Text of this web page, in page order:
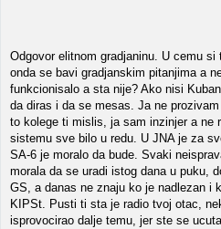
Odgovor elitnom gradjaninu. U cemu
onda se bavi gradjanskim pitanjima a
funkcionisalo a sta nije? Ako nisi
da diras i da se mesas. Ja ne
to kolege ti mislis, ja sam inzinjer a ne
sistemu sve bilo u redu. U JNA je za
SA-6 je moralo da bude. Svaki
morala da se uradi istog dana u puku,
GS, a danas ne znaju ko je nadlezan i
KIPSt. Pusti ti sta je radio tvoj otac,
isprovocirao dalje temu, jer ste se